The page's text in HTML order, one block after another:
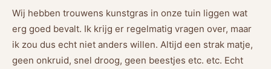
Wij hebben trouwens kunstgras in onze tuin liggen wat
erg goed bevalt. Ik krijg er regelmatig vragen over, maar
ik zou dus echt niet anders willen. Altijd een strak matje,
geen onkruid, snel droog, geen beestjes etc. etc. Echt